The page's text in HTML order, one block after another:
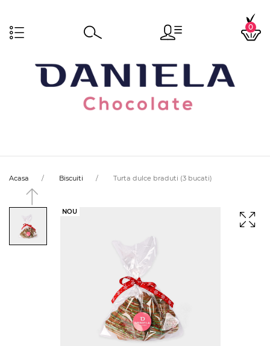
0
Acasa Biscuiti Turta dulce braduti (3 bucati)
NOU